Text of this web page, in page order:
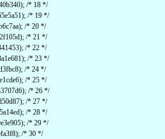
/* 18 */
/* 19 */
/* 20 */
/* 21 */
/* 22 */
/* 23 */
/* 24 */
/* 25 */
/* 26 */
/* 27 */
/* 28 */
/* 29 */
/* 30 */